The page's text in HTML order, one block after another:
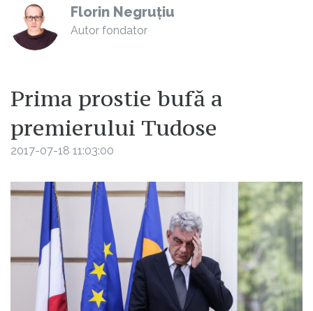
Florin Negruțiu
Autor fondator
Prima prostie bufă a
premierului Tudose
2017-07-18 11:03:00